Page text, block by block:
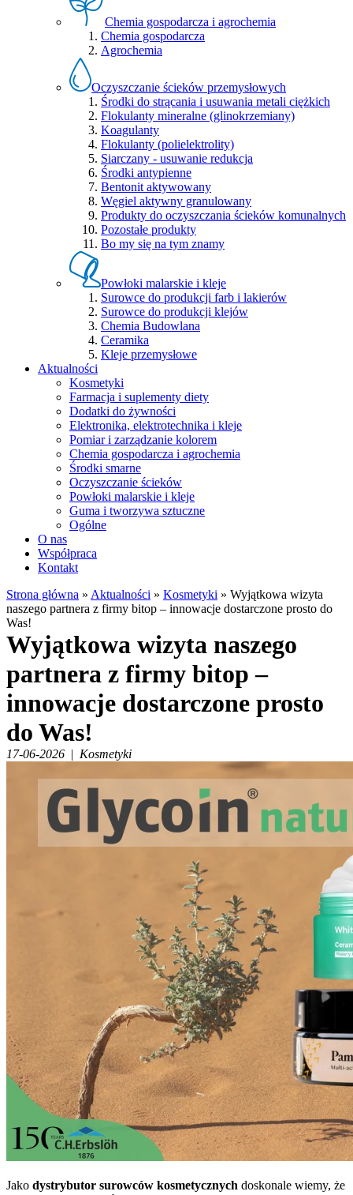
Chemia gospodarcza i agrochemia
Chemia gospodarcza
Agrochemia
Oczyszczanie ścieków przemysłowych
Środki do strącania i usuwania metali ciężkich
Flokulanty mineralne (glinokrzemiany)
Koagulanty
Flokulanty (polielektrolity)
Siarczany - usuwanie redukcja
Środki antypienne
Bentonit aktywowany
Węgiel aktywny granulowany
Produkty do oczyszczania ścieków komunalnych
Pozostałe produkty
Bo my się na tym znamy
Powłoki malarskie i kleje
Surowce do produkcji farb i lakierów
Surowce do produkcji klejów
Chemia Budowlana
Ceramika
Kleje przemysłowe
Aktualności
Kosmetyki
Farmacja i suplementy diety
Dodatki do żywności
Elektronika, elektrotechnika i kleje
Pomiar i zarządzanie kolorem
Chemia gospodarcza i agrochemia
Środki smarne
Oczyszczanie ścieków
Powłoki malarskie i kleje
Guma i tworzywa sztuczne
Ogólne
O nas
Współpraca
Kontakt
Strona główna » Aktualności » Kosmetyki » Wyjątkowa wizyta
naszego partnera z firmy bitop – innowacje dostarczone prosto do
Was!
Wyjątkowa wizyta naszego
partnera z firmy bitop –
innowacje dostarczone prosto
do Was!
17-06-2026 | Kosmetyki
Jako dystrybutor surowców kosmetycznych doskonale wiemy, że